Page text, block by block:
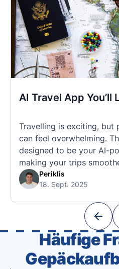
AI Travel App You’ll
Travelling is exciting, but
can feel overwhelming.
designed to be your AI-
making your trips
free. 🧭 What Makes the
Unlike standard travel
With Tourist, your trip
Periklis
18. Sept. 2025
Häufige